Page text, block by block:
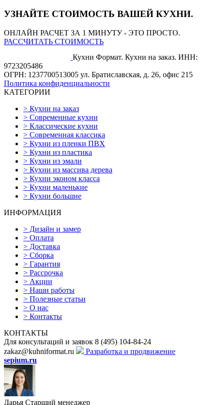
УЗНАЙТЕ СТОИМОСТЬ ВАШЕЙ КУХНИ.
ОНЛАЙН РАСЧЕТ ЗА 1 МИНУТУ - ЭТО ПРОСТО.
РАССЧИТАТЬ СТОИМОСТЬ
Кухни Формат. Кухни на заказ. ИНН:
9723205486
ОГРН: 1237700513005 ул. Братиславская, д. 26, офис 215
Политика конфиденциальности
КАТЕГОРИИ
> Кухни на заказ
> Современные кухни
> Классические кухни
> Современная классика
> Кухни из пленки ПВХ
> Кухни из пластика
> Кухни из эмали
> Кухни из массива дерева
> Кухни эконом класса
> Кухни маленькие
> Кухни большие
ИНФОРМАЦИЯ
> Дизайн и замер
> Оплата
> Доставка
> Сборка
> Гарантия
> Рассрочка
> Акции
> Наши работы
> Полезные статьи
> О нас
> Контакты
КОНТАКТЫ
Для консультаций и заявок 8 (495) 104-84-24
zakaz@kuhniformat.ru
Разработка и продвижение
sepium.ru
Дарья Старший менеджер